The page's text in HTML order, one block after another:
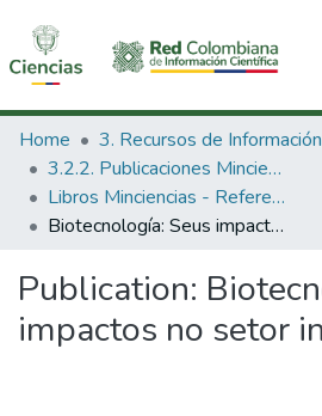
Communities & Collections
All of DSpace
Statistics
Home
3.2.2. Publicaciones Minciencias
Libros Minciencias - Referenciales
Biotecnología: Seus impactos no setor industrial.
Publication:
impactos no setor